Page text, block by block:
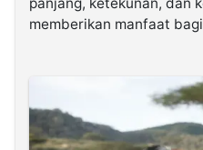
memberikan manfaat